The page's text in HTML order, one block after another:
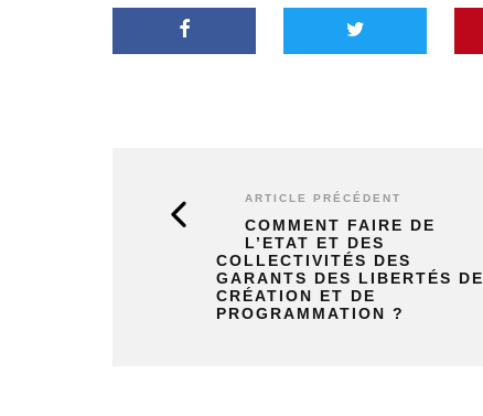
ARTICLE PRÉCÉDENT
COMMENT FAIRE DE
L’ETAT ET DES
COLLECTIVITÉS DES
GARANTS DES LIBERTÉS DE
CRÉATION ET DE
PROGRAMMATION ?